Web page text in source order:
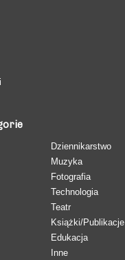
Dziennikarstwo
Muzyka
Fotografia
Technologia
Teatr
Książki/Publikacje
Edukacja
Inne